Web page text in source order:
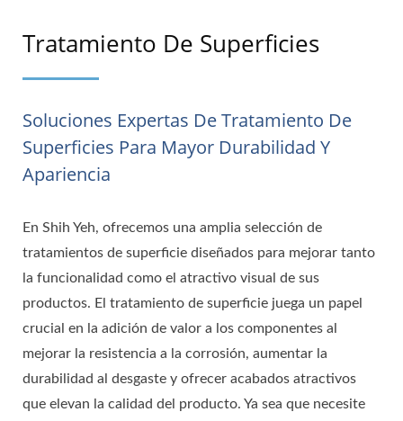
Tratamiento De Superficies
Soluciones Expertas De Tratamiento De
Superficies Para Mayor Durabilidad Y
Apariencia
En Shih Yeh, ofrecemos una amplia selección de
tratamientos de superficie diseñados para mejorar tanto
la funcionalidad como el atractivo visual de sus
productos. El tratamiento de superficie juega un papel
crucial en la adición de valor a los componentes al
mejorar la resistencia a la corrosión, aumentar la
durabilidad al desgaste y ofrecer acabados atractivos
que elevan la calidad del producto. Ya sea que necesite